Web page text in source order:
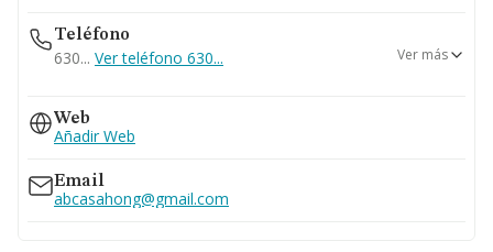
Teléfono
630... Ver teléfono 630...
936761015
Ver más
Web
Añadir Web
Email
abcasahong@gmail.com